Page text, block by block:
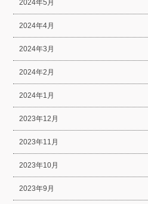
2024年5月
2024年4月
2024年3月
2024年2月
2024年1月
2023年12月
2023年11月
2023年10月
2023年9月